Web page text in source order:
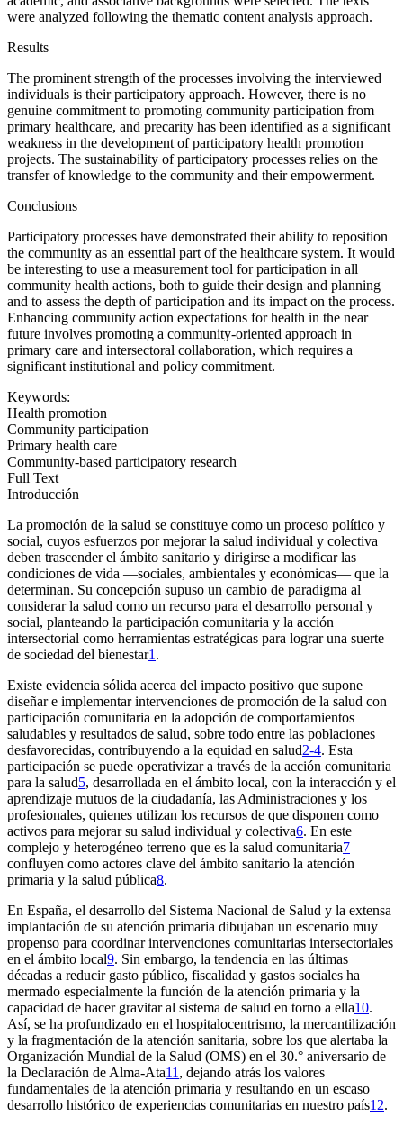
were analyzed following the thematic content analysis approach.
Results
The prominent strength of the processes involving the interviewed
individuals is their participatory approach. However, there is no
genuine commitment to promoting community participation from
primary healthcare, and precarity has been identified as a significant
weakness in the development of participatory health promotion
projects. The sustainability of participatory processes relies on the
transfer of knowledge to the community and their empowerment.
Conclusions
Participatory processes have demonstrated their ability to reposition
the community as an essential part of the healthcare system. It would
be interesting to use a measurement tool for participation in all
community health actions, both to guide their design and planning
and to assess the depth of participation and its impact on the process.
Enhancing community action expectations for health in the near
future involves promoting a community-oriented approach in
primary care and intersectoral collaboration, which requires a
significant institutional and policy commitment.
Keywords:
Health promotion
Community participation
Primary health care
Community-based participatory research
Full Text
Introducción
La promoción de la salud se constituye como un proceso político y
social, cuyos esfuerzos por mejorar la salud individual y colectiva
deben trascender el ámbito sanitario y dirigirse a modificar las
condiciones de vida —sociales, ambientales y económicas— que la
determinan. Su concepción supuso un cambio de paradigma al
considerar la salud como un recurso para el desarrollo personal y
social, planteando la participación comunitaria y la acción
intersectorial como herramientas estratégicas para lograr una suerte
de sociedad del bienestar1 .
Existe evidencia sólida acerca del impacto positivo que supone
diseñar e implementar intervenciones de promoción de la salud con
participación comunitaria en la adopción de comportamientos
saludables y resultados de salud, sobre todo entre las poblaciones
desfavorecidas, contribuyendo a la equidad en salud2-4. Esta
participación se puede operativizar a través de la acción comunitaria
para la salud5, desarrollada en el ámbito local, con la interacción y el
aprendizaje mutuos de la ciudadanía, las Administraciones y los
profesionales, quienes utilizan los recursos de que disponen como
activos para mejorar su salud individual y colectiva6. En este
complejo y heterogéneo terreno que es la salud comunitaria7
confluyen como actores clave del ámbito sanitario la atención
primaria y la salud pública8.
En España, el desarrollo del Sistema Nacional de Salud y la extensa
implantación de su atención primaria dibujaban un escenario muy
propenso para coordinar intervenciones comunitarias intersectoriales
en el ámbito local9. Sin embargo, la tendencia en las últimas
décadas a reducir gasto público, fiscalidad y gastos sociales ha
mermado especialmente la función de la atención primaria y la
capacidad de hacer gravitar al sistema de salud en torno a ella10.
Así, se ha profundizado en el hospitalocentrismo, la mercantilización
y la fragmentación de la atención sanitaria, sobre los que alertaba la
Organización Mundial de la Salud (OMS) en el 30.° aniversario de
la Declaración de Alma-Ata11 , dejando atrás los valores
fundamentales de la atención primaria y resultando en un escaso
desarrollo histórico de experiencias comunitarias en nuestro país12.